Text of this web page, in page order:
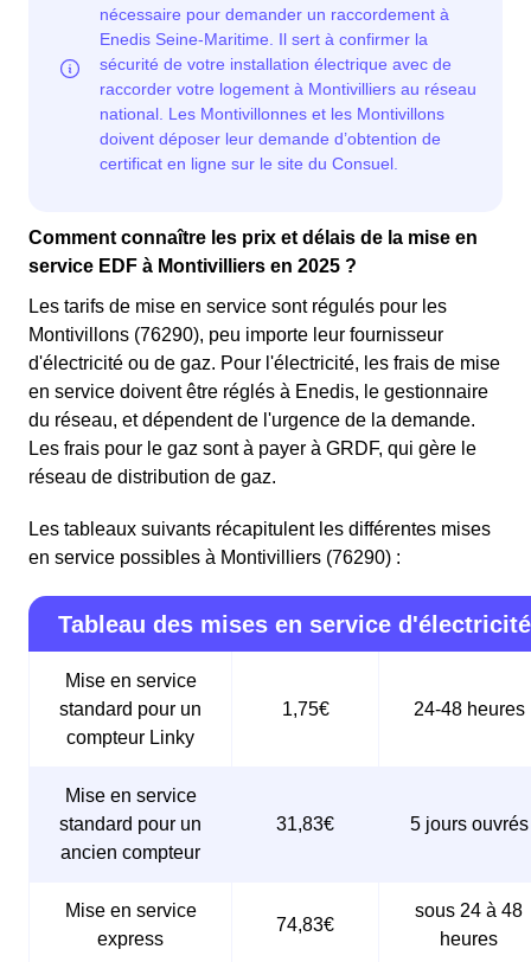
Comment connaître les prix et délais de la mise en
service EDF à Montivilliers en 2025 ?
Les tarifs de mise en service sont régulés pour les
Montivillons (76290), peu importe leur fournisseur
d'électricité ou de gaz. Pour l'électricité, les frais de mise
en service doivent être réglés à Enedis, le gestionnaire
du réseau, et dépendent de l'urgence de la demande.
Les frais pour le gaz sont à payer à GRDF, qui gère le
réseau de distribution de gaz.
Les tableaux suivants récapitulent les différentes mises
en service possibles à Montivilliers (76290) :
Tableau des mises en service d'électricité
Mise en service
standard pour un
compteur Linky
1,75€ 24-48 heures
Mise en service
standard pour un
ancien compteur
31,83€ 5 jours ouvrés
Mise en service
express
74,83€
sous 24 à 48
heures